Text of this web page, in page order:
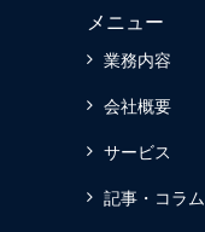
メニュー
業務内容
会社概要
サービス
記事・コラム